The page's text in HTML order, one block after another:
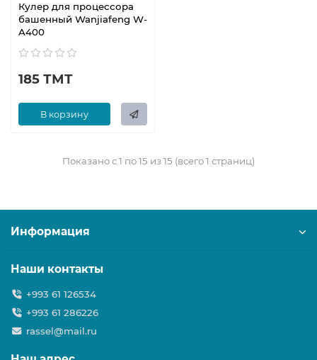
Кулер для процессора
башенный Wanjiafeng W-
A400
185 ТМТ
В корзину
Показано с 1 по 15 из 15 (всего 1 страниц)
Информация
Наши контакты
+993 61 126534
+993 61 286226
rassel@mail.ru